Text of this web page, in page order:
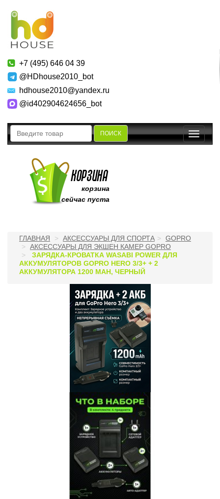
+7 (495) 646 04 39
@HDhouse2010_bot
hdhouse2010@yandex.ru
@id402904624656_bot
ПОИСК
Toggle
корзина
сейчас пуста
ГЛАВНАЯ АКСЕССУАРЫ ДЛЯ СПОРТА
GOPRO
АКСЕССУАРЫ ДЛЯ ЭКШЕН КАМЕР GOPRO
ЗАРЯДКА-КРОВАТКА WASABI POWER ДЛЯ
АККУМУЛЯТОРОВ GOPRO HERO 3/3+ + 2
АККУМУЛЯТОРА 1200 MAH, ЧЕРНЫЙ